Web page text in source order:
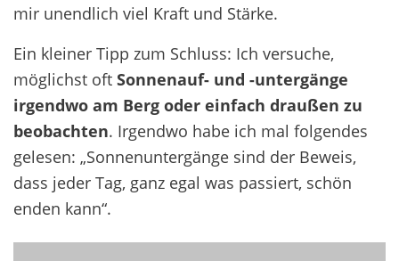
mir unendlich viel Kraft und Stärke.
Ein kleiner Tipp zum Schluss: Ich versuche,
möglichst oft Sonnenauf- und -untergänge
irgendwo am Berg oder einfach draußen zu
beobachten. Irgendwo habe ich mal folgendes
gelesen: „Sonnenuntergänge sind der Beweis,
dass jeder Tag, ganz egal was passiert, schön
enden kann“.